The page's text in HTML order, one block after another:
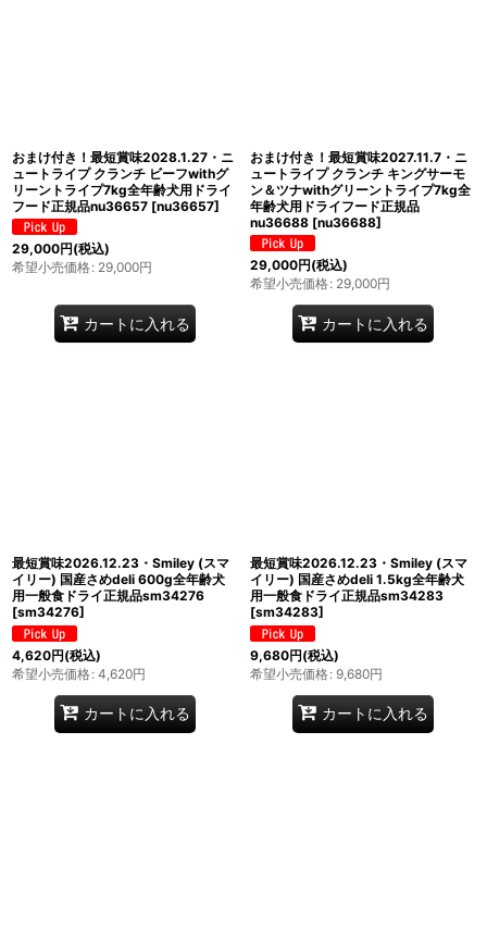
おまけ付き！最短賞味2028.1.27・ニ
ュートライプ クランチ ビーフwithグ
リーントライプ7kg全年齢犬用ドライ
フード正規品nu36657 [nu36657]
29,000円(税込)
希望小売価格: 29,000円
カートに入れる
おまけ付き！最短賞味2027.11.7・ニ
ュートライプ クランチ キングサーモ
ン＆ツナwithグリーントライプ7kg全
年齢犬用ドライフード正規品
nu36688 [nu36688]
29,000円(税込)
希望小売価格: 29,000円
カートに入れる
最短賞味2026.12.23・Smiley (スマ
イリー) 国産さめdeli 600g全年齢犬
用一般食ドライ正規品sm34276
[sm34276]
4,620円(税込)
希望小売価格: 4,620円
カートに入れる
最短賞味2026.12.23・Smiley (スマ
イリー) 国産さめdeli 1.5kg全年齢犬
用一般食ドライ正規品sm34283
[sm34283]
9,680円(税込)
希望小売価格: 9,680円
カートに入れる